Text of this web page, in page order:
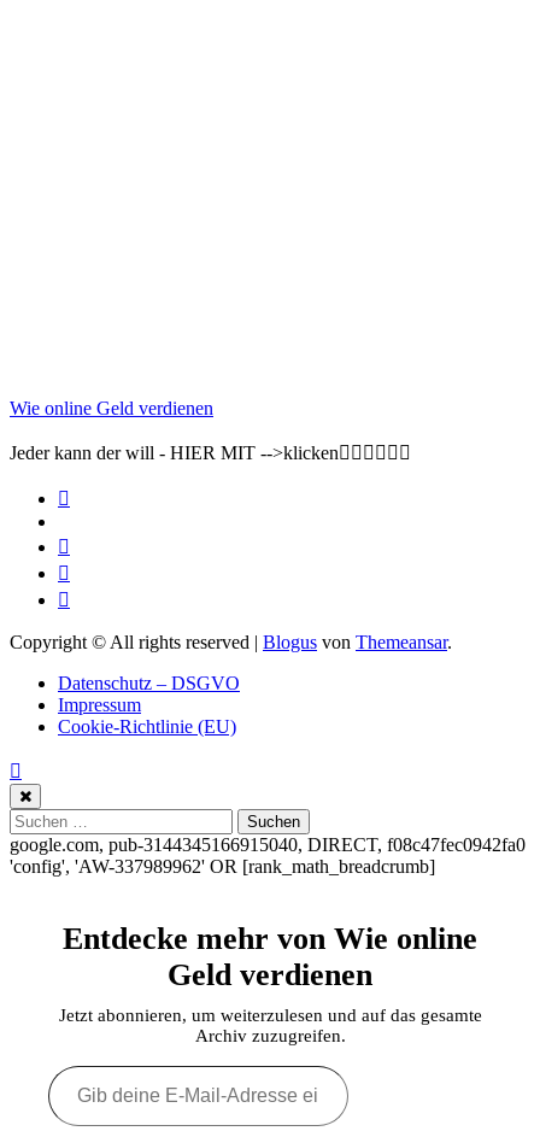
Wie online Geld verdienen
Jeder kann der will - HIER MIT -->klicken👇🏽👇🏽👇🏽
Copyright © All rights reserved | Blogus von Themeansar.
Datenschutz – DSGVO
Impressum
Cookie-Richtlinie (EU)
Suchen
nach:
google.com, pub-3144345166915040, DIRECT, f08c47fec0942fa0
'config', 'AW-337989962' OR [rank_math_breadcrumb]
Entdecke mehr von Wie online
Geld verdienen
Jetzt abonnieren, um weiterzulesen und auf das gesamte
Archiv zuzugreifen.
Gib
deine
E-